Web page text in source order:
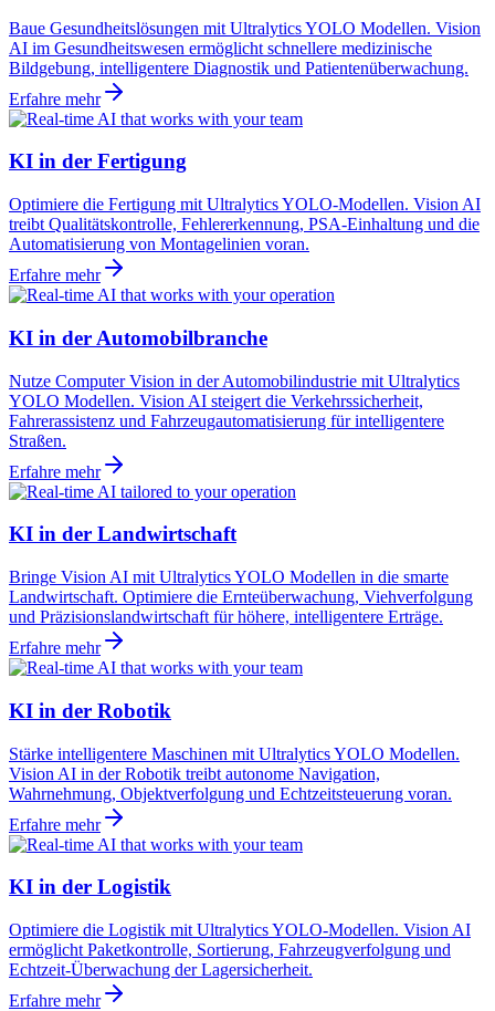
Baue Gesundheitslösungen mit Ultralytics YOLO Modellen. Vision
AI im Gesundheitswesen ermöglicht schnellere medizinische
Bildgebung, intelligentere Diagnostik und Patientenüberwachung.
Erfahre mehr
KI in der Fertigung
Optimiere die Fertigung mit Ultralytics YOLO-Modellen. Vision AI
treibt Qualitätskontrolle, Fehlererkennung, PSA-Einhaltung und die
Automatisierung von Montagelinien voran.
Erfahre mehr
KI in der Automobilbranche
Nutze Computer Vision in der Automobilindustrie mit Ultralytics
YOLO Modellen. Vision AI steigert die Verkehrssicherheit,
Fahrerassistenz und Fahrzeugautomatisierung für intelligentere
Straßen.
Erfahre mehr
KI in der Landwirtschaft
Bringe Vision AI mit Ultralytics YOLO Modellen in die smarte
Landwirtschaft. Optimiere die Ernteüberwachung, Viehverfolgung
und Präzisionslandwirtschaft für höhere, intelligentere Erträge.
Erfahre mehr
KI in der Robotik
Stärke intelligentere Maschinen mit Ultralytics YOLO Modellen.
Vision AI in der Robotik treibt autonome Navigation,
Wahrnehmung, Objektverfolgung und Echtzeitsteuerung voran.
Erfahre mehr
KI in der Logistik
Optimiere die Logistik mit Ultralytics YOLO-Modellen. Vision AI
ermöglicht Paketkontrolle, Sortierung, Fahrzeugverfolgung und
Echtzeit-Überwachung der Lagersicherheit.
Erfahre mehr